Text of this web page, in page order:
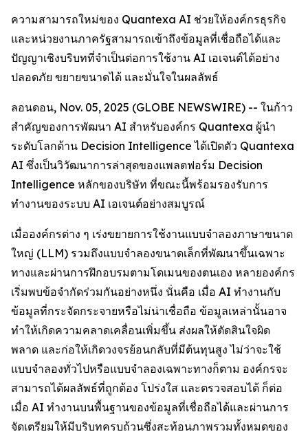
ความสามารถใหม่ของ Quantexa AI ช่วยให้องค์กรธุรกิจ
และหน่วยงานภาครัฐสามารถเข้าถึงข้อมูลที่เชื่อถือได้และ
ปัญญาเชิงบริบทที่จำเป็นต่อการใช้งาน AI เอเจนต์ได้อย่าง
ปลอดภัย ขยายขนาดได้ และมั่นใจในผลลัพธ์
ลอนดอน, Nov. 05, 2025 (GLOBE NEWSWIRE) -- ในก้าว
สำคัญของการพัฒนา AI สำหรับองค์กร Quantexa ผู้นำ
ระดับโลกด้าน Decision Intelligence ได้เปิดตัว Quantexa
AI ซึ่งเป็นวิวัฒนาการล่าสุดของแพลตฟอร์ม Decision
Intelligence หลักของบริษัท ที่ขณะนี้พร้อมรองรับการ
ทำงานของระบบ AI เอเจนต์อย่างสมบูรณ์
เมื่อองค์กรต่าง ๆ เร่งขยายการใช้งานแบบจำลองภาษาขนาด
ใหญ่ (LLM) รวมถึงแบบจำลองขนาดเล็กที่พัฒนาขึ้นเฉพาะ
ทางและผ่านการฝึกอบรมตามโดเมนของตนเอง หลายองค์กร
เริ่มพบข้อจำกัดร่วมกันอย่างหนึ่ง นั่นคือ เมื่อ AI ทำงานกับ
ข้อมูลที่กระจัดกระจายหรือไม่น่าเชื่อถือ ข้อมูลเหล่านั้นอาจ
ทำให้เกิดความคลาดเคลื่อนเพิ่มขึ้น ส่งผลให้ตัดสินใจผิด
พลาด และก่อให้เกิดวงจรย้อนกลับที่มีต้นทุนสูง ไม่ว่าจะใช้
แบบจำลองทั่วไปหรือแบบจำลองเฉพาะทางก็ตาม องค์กรจะ
สามารถได้ผลลัพธ์ที่ถูกต้อง โปร่งใส และตรวจสอบได้ ก็ต่อ
เมื่อ AI ทำงานบนพื้นฐานของข้อมูลที่เชื่อถือได้และผ่านการ
จัดเตรียมให้มีบริบทครบถ้วนซึ่งสะท้อนภาพรวมทั้งหมดของ